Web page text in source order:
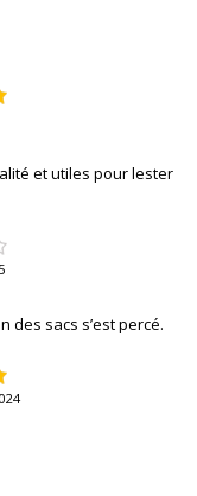
et utiles pour lester
des sacs s’est percé.